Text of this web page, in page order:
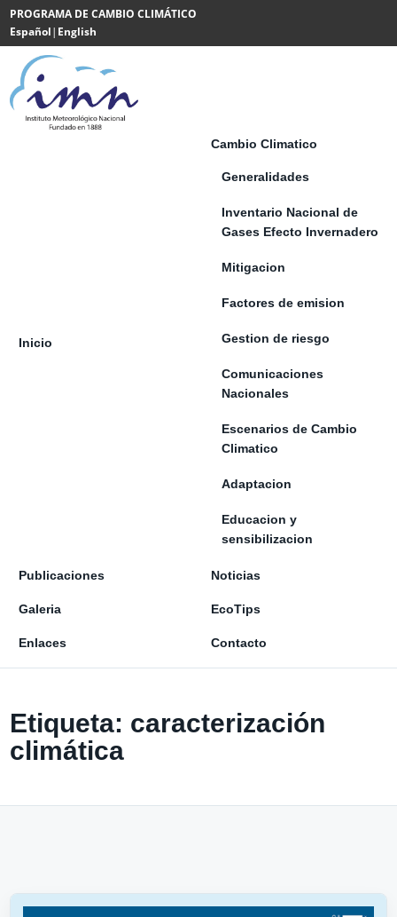
Saltar al contenido
PROGRAMA DE CAMBIO CLIMÁTICO
Español| English
Powered
by
Translate
Inicio
Cambio Climatico
Generalidades
Inventario Nacional de
Gases Efecto Invernadero
Mitigacion
Factores de emision
Gestion de riesgo
Comunicaciones
Nacionales
Escenarios de Cambio
Climatico
Adaptacion
Educacion y
sensibilizacion
Publicaciones Noticias
Galeria EcoTips
Enlaces Contacto
Etiqueta: caracterización
climática